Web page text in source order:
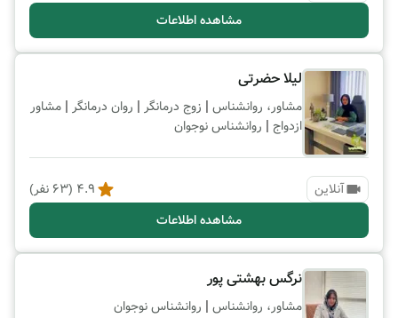
مشاهده اطلاعات
لیلا حضرتی
مشاور، روانشناس | زوج درمانگر | روان درمانگر | مشاور
ازدواج | روانشناس نوجوان
آنلاین 4.9
(
63 نفر)
مشاهده اطلاعات
نرگس بهشتی پور
مشاور، روانشناس | روانشناس نوجوان